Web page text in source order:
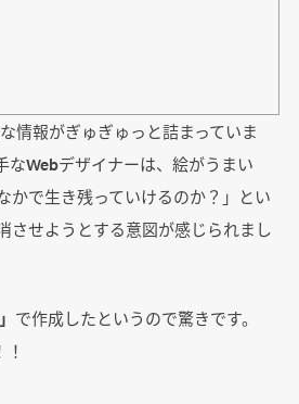
情報がぎゅぎゅっと詰まっていま
なWebデザイナーは、絵がうまい
かで生き残っていけるのか？」とい
させようとする意図が感じられまし
で作成したというので驚きです。